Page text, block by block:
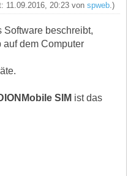
11.09.2016, 20:23 vonspweb .)
Software beschreibt,
dem Computer
SIM ist das